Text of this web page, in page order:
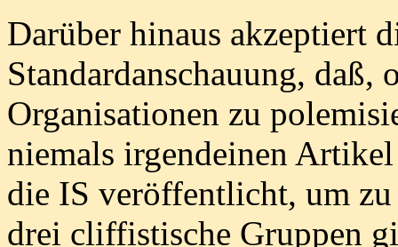
Darüber hinaus akzeptiert
Standardanschauung, daß,
Organisationen zu
niemals irgendeinen
die IS veröffentlicht, um
drei cliffistische Gruppen